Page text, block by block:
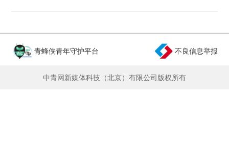
青蜂侠青年守护平台 不良信息举报
中青网新媒体科技（北京）有限公司版权所有